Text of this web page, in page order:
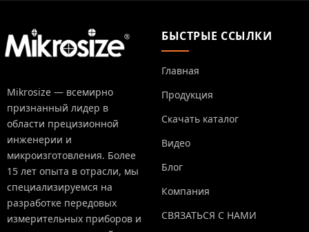
Mikrosize — всемирно
признанный лидер в
области прецизионной
инженерии и
микроизготовления. Более
15 лет опыта в отрасли, мы
специализируемся на
разработке передовых
измерительных приборов и
БЫСТРЫЕ ССЫЛКИ
Главная
Продукция
Скачать каталог
Видео
Блог
Компания
СВЯЗАТЬСЯ С НАМИ